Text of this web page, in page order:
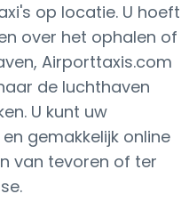
op locatie. U hoeft
over het ophalen of
Airporttaxis.com
de luchthaven
U kunt uw
gemakkelijk online
van tevoren of ter